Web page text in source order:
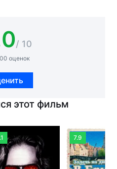
/ 10
оценок
этот фильм
7.9